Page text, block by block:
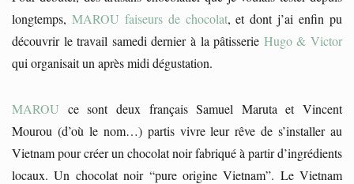
longtemps, MAROU faiseurs de chocolat, et dont j’ai enfin pu
découvrir le travail samedi dernier à la pâtisserie Hugo & Victor
qui organisait un après midi dégustation.
MAROU ce sont deux français Samuel Maruta et Vincent
Mourou (d’où le nom…) partis vivre leur rêve de s’installer au
Vietnam pour créer un chocolat noir fabriqué à partir d’ingrédients
locaux. Un chocolat noir “pure origine Vietnam”. Le Vietnam